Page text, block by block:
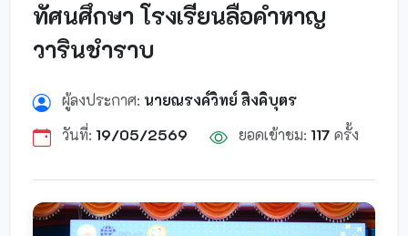
ทัศนศึกษา โรงเรียนลือคำหาญ
วารินชำราบ
ผู้ลงประกาศ: นายณรงค์วิทย์ สิงคิบุตร
วันที่: 19/05/2569 ยอดเข้าชม: 117 ครั้ง